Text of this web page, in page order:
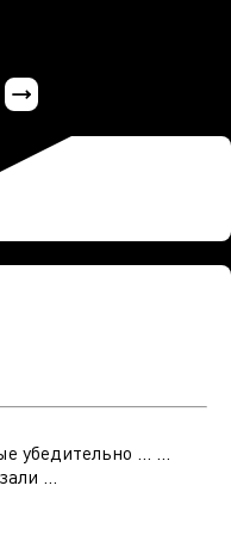
убедительно ... ...
...